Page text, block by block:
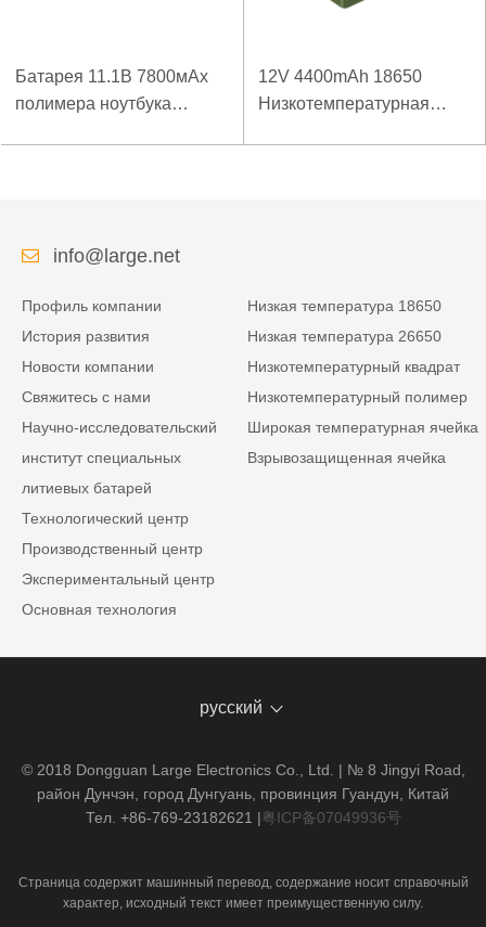
Батарея 11.1В 7800мАх
полимера ноутбука
12V 4400mAh 18650
Низкотемпературная
info@large.net
Профиль компании
История развития
Новости компании
Свяжитесь с нами
Научно-исследовательский
институт специальных
литиевых батарей
Технологический центр
Производственный центр
Экспериментальный центр
Основная технология
Низкая температура 18650
Низкая температура 26650
Низкотемпературный квадрат
Низкотемпературный полимер
Широкая температурная ячейка
Взрывозащищенная ячейка
русский
© 2018 Dongguan Large Electronics Co., Ltd. | № 8 Jingyi Road,
район Дунчэн, город Дунгуань, провинция Гуандун, Китай
Тел. +86-769-23182621 |粤ICP备07049936号
Страница содержит машинный перевод, содержание носит справочный
характер, исходный текст имеет преимущественную силу.